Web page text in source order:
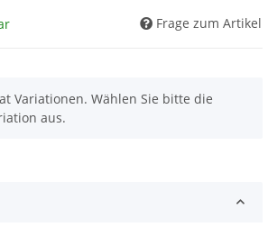
Frage zum Artikel
Variationen. Wählen Sie bitte die
aus.